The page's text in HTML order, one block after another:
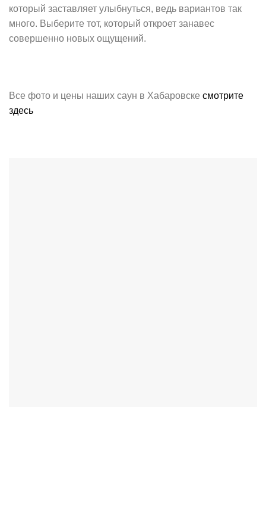
который заставляет улыбнуться, ведь вариантов так
много. Выберите тот, который откроет занавес
совершенно новых ощущений.
Все фото и цены наших саун в Хабаровске смотрите
здесь